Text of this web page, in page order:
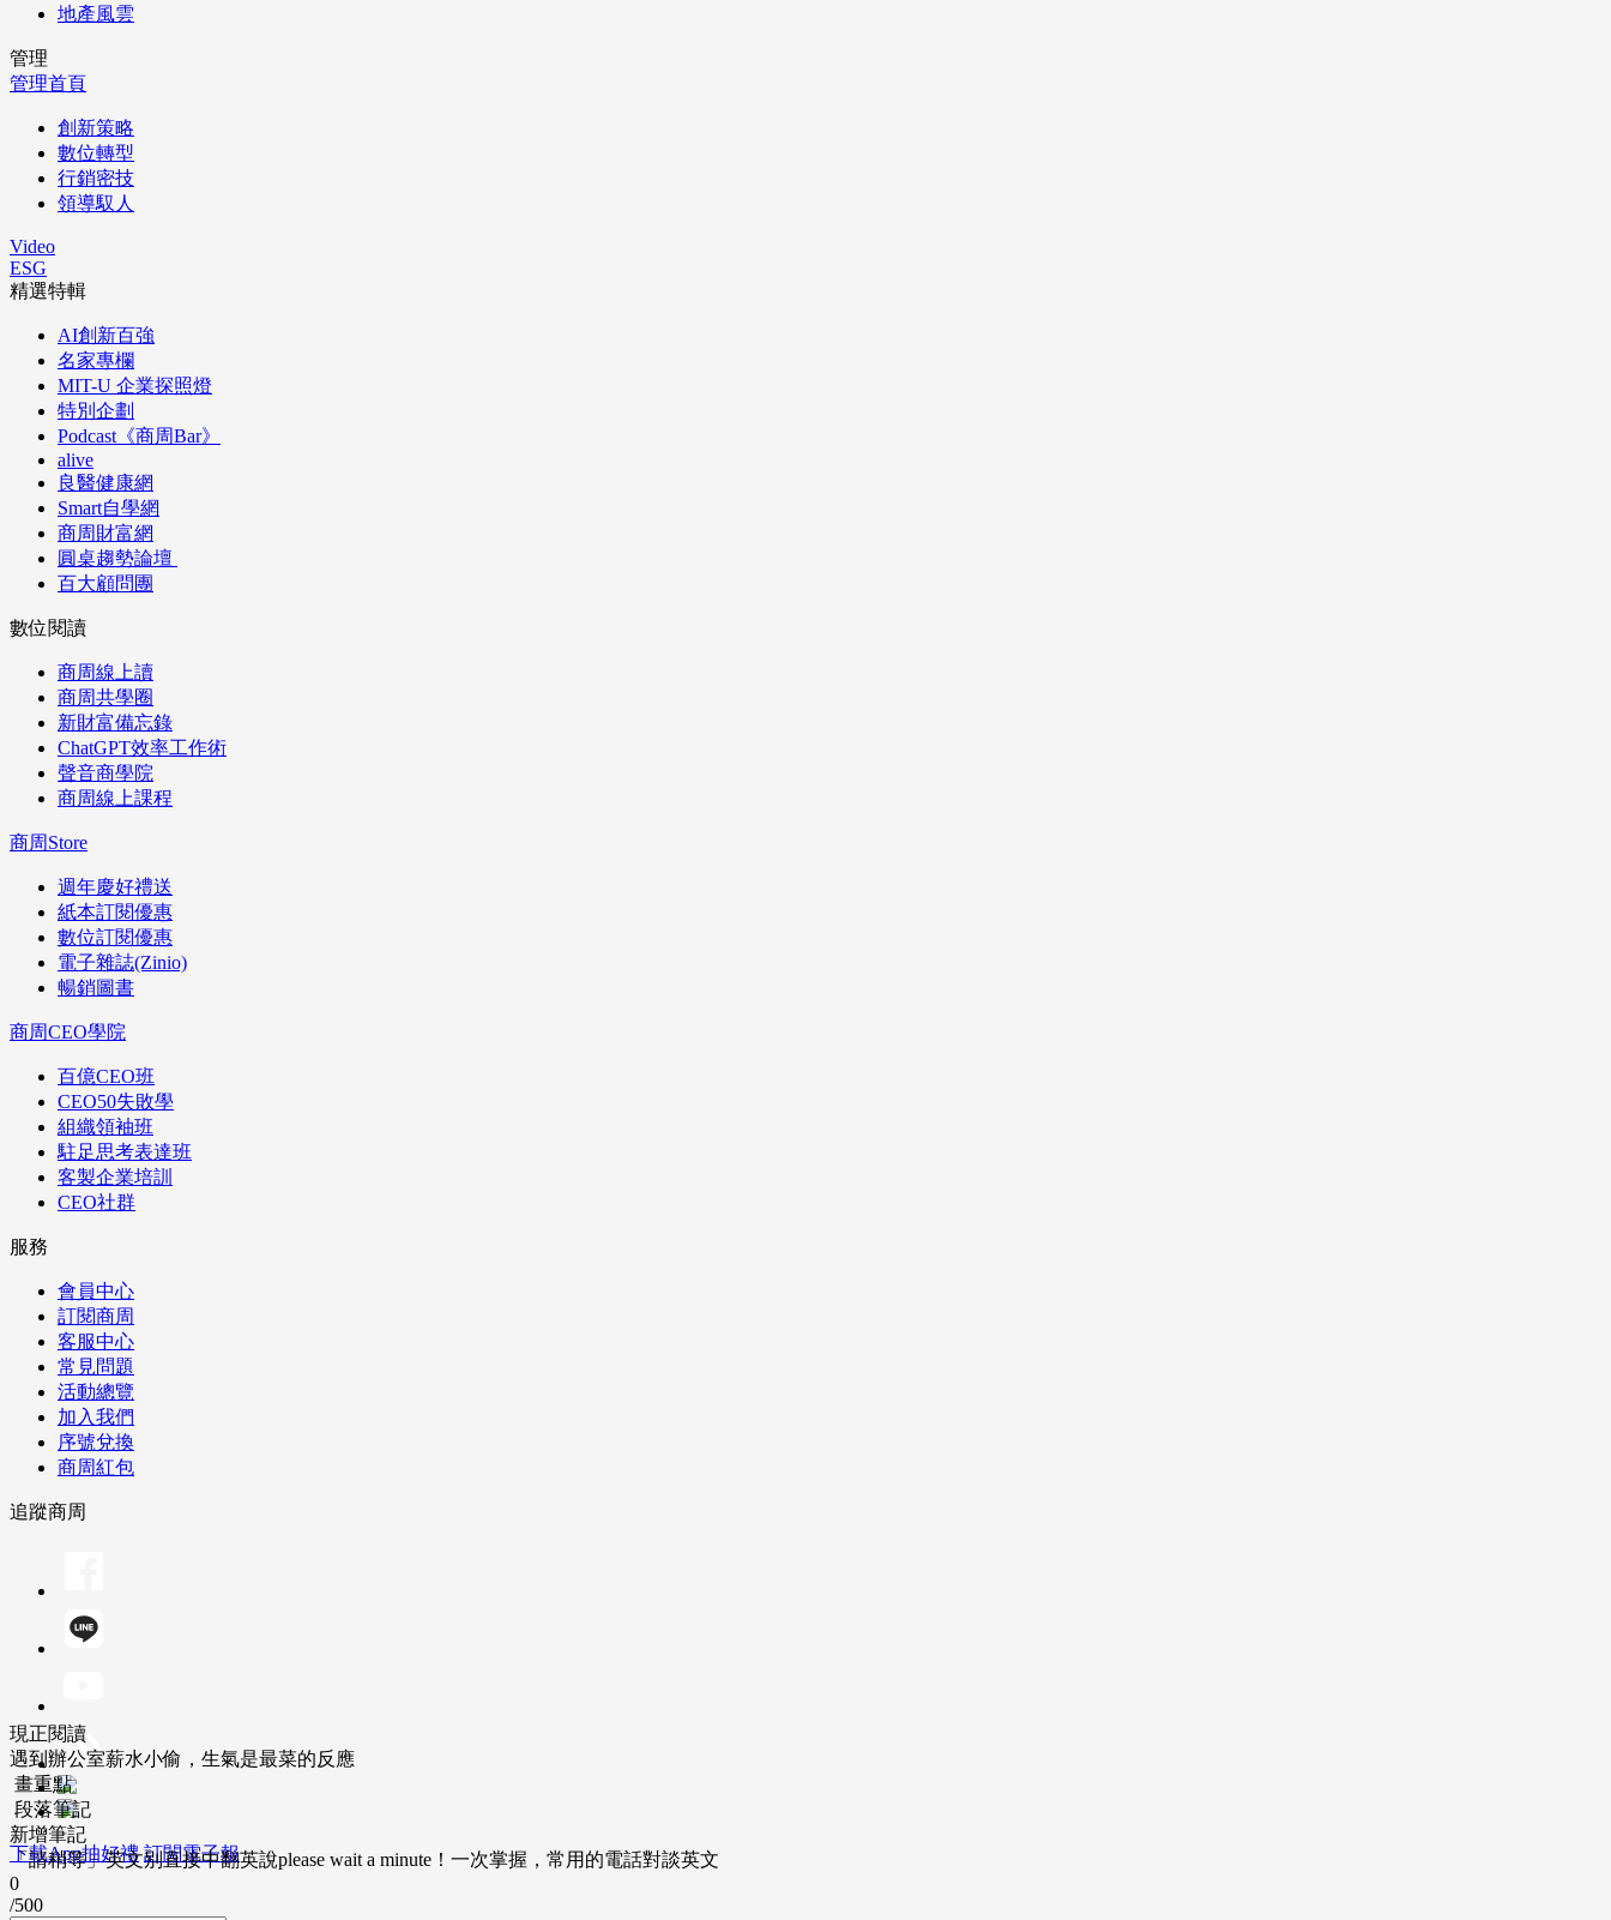
地產風雲
管理
管理首頁
創新策略
數位轉型
行銷密技
領導馭人
Video
ESG
精選特輯
AI創新百強
名家專欄
MIT-U 企業探照燈
特別企劃
Podcast《商周Bar》
alive
良醫健康網
Smart自學網
商周財富網
圓桌趨勢論壇
百大顧問團
數位閱讀
商周線上讀
商周共學圈
新財富備忘錄
ChatGPT效率工作術
聲音商學院
商周線上課程
商周Store
週年慶好禮送
紙本訂閱優惠
數位訂閱優惠
電子雜誌(Zinio)
暢銷圖書
商周CEO學院
百億CEO班
CEO50失敗學
組織領袖班
駐足思考表達班
客製企業培訓
CEO社群
服務
會員中心
訂閱商周
客服中心
常見問題
活動總覽
加入我們
序號兌換
商周紅包
追蹤商周
下載App抽好禮 訂閱電子報
現正閱讀
遇到辦公室薪水小偷，生氣是最菜的反應
畫重點
段落筆記
新增筆記
「請稍等」英文別直接中翻英說please wait a minute！一次掌握，常用的電話對談英文
0
/500